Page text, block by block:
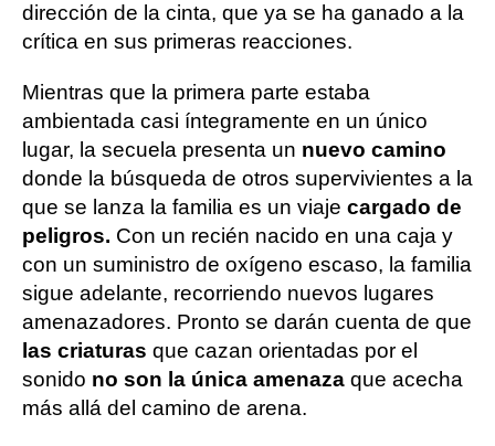
dirección de la cinta, que ya se ha ganado a la
crítica en sus primeras reacciones.
Mientras que la primera parte estaba
ambientada casi íntegramente en un único
lugar, la secuela presenta un nuevo camino
donde la búsqueda de otros supervivientes a la
que se lanza la familia es un viaje cargado de
peligros. Con un recién nacido en una caja y
con un suministro de oxígeno escaso, la familia
sigue adelante, recorriendo nuevos lugares
amenazadores. Pronto se darán cuenta de que
las criaturas que cazan orientadas por el
sonido no son la única amenaza que acecha
más allá del camino de arena.